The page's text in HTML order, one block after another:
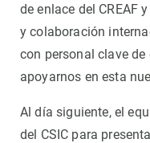
de enlace del CREAF
y colaboración
con personal clave
apoyarnos en esta
Al día siguiente, el
del CSIC para